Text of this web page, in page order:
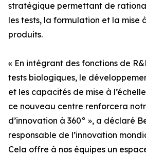
stratégique permettant de
les tests, la formulation et la mise
produits.
« En intégrant des fonctions de
tests biologiques, le
et les capacités de mise à
ce nouveau centre renforcera
d’innovation à 360° », a déclaré
responsable de l’innovation
Cela offre à nos équipes un